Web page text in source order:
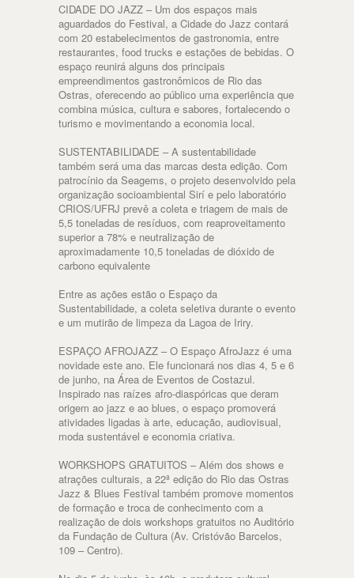
CIDADE DO JAZZ – Um dos espaços mais
aguardados do Festival, a Cidade do Jazz contará
com 20 estabelecimentos de gastronomia, entre
restaurantes, food trucks e estações de bebidas. O
espaço reunirá alguns dos principais
empreendimentos gastronômicos de Rio das
Ostras, oferecendo ao público uma experiência que
combina música, cultura e sabores, fortalecendo o
turismo e movimentando a economia local.
SUSTENTABILIDADE – A sustentabilidade
também será uma das marcas desta edição. Com
patrocínio da Seagems, o projeto desenvolvido pela
organização socioambiental Sirí e pelo laboratório
CRIOS/UFRJ prevê a coleta e triagem de mais de
5,5 toneladas de resíduos, com reaproveitamento
superior a 78% e neutralização de
aproximadamente 10,5 toneladas de dióxido de
carbono equivalente
Entre as ações estão o Espaço da
Sustentabilidade, a coleta seletiva durante o evento
e um mutirão de limpeza da Lagoa de Iriry.
ESPAÇO AFROJAZZ – O Espaço AfroJazz é uma
novidade este ano. Ele funcionará nos dias 4, 5 e 6
de junho, na Área de Eventos de Costazul.
Inspirado nas raízes afro-diaspóricas que deram
origem ao jazz e ao blues, o espaço promoverá
atividades ligadas à arte, educação, audiovisual,
moda sustentável e economia criativa.
WORKSHOPS GRATUITOS – Além dos shows e
atrações culturais, a 22ª edição do Rio das Ostras
Jazz & Blues Festival também promove momentos
de formação e troca de conhecimento com a
realização de dois workshops gratuitos no Auditório
da Fundação de Cultura (Av. Cristóvão Barcelos,
109 – Centro).